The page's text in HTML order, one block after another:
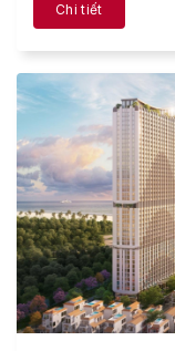
Chi tiết